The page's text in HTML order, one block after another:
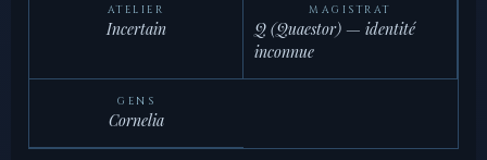
ATELIER
Incertain
MAGISTRAT
Q (Quaestor) — identité
inconnue
GENS
Cornelia